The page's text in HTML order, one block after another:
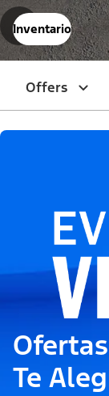
Inventario
Offers
Te